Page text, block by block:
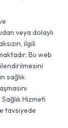
veya dolaylı
ilgili
Bu web
sağlık
Hizmeti
tavsiyede